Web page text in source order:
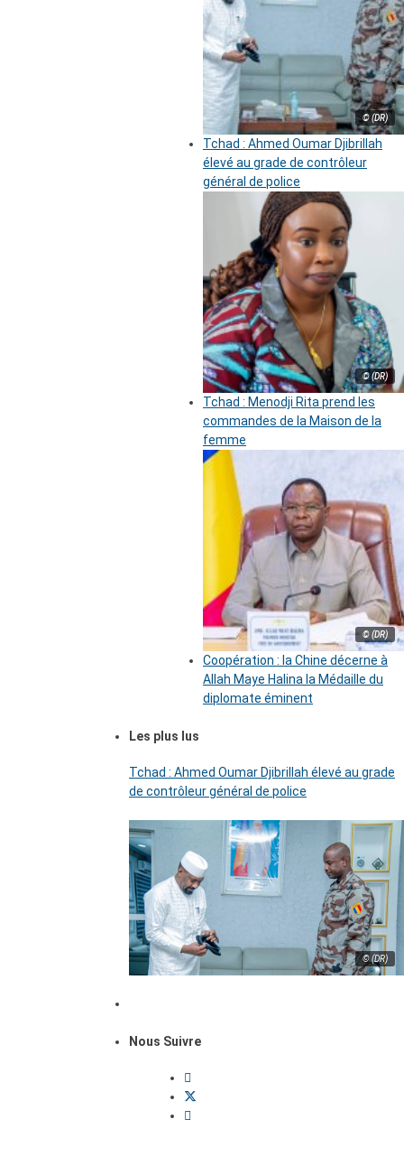
© (DR)
Tchad : Ahmed Oumar Djibrillah
élevé au grade de contrôleur
général de police
© (DR)
Tchad : Menodji Rita prend les
commandes de la Maison de la
femme
© (DR)
Coopération : la Chine décerne à
Allah Maye Halina la Médaille du
diplomate éminent
Les plus lus
Tchad : Ahmed Oumar Djibrillah élevé au grade
de contrôleur général de police
© (DR)
Nous Suivre